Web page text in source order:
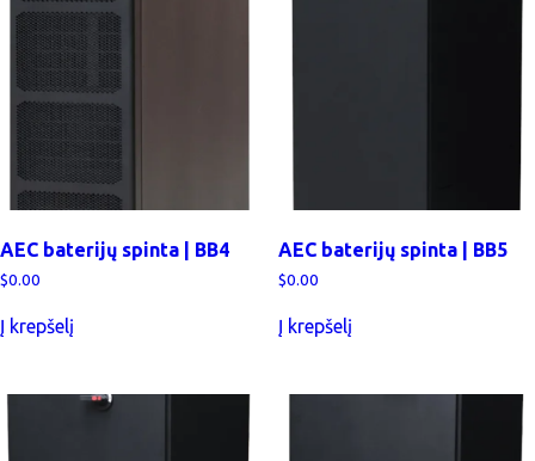
AEC baterijų spinta | BB4
$0.00
Į krepšelį
AEC baterijų spinta | BB5
$0.00
Į krepšelį